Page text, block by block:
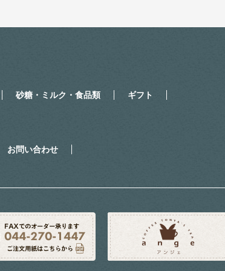
砂糖・ミルク・食品類 ギフト
お問い合わせ